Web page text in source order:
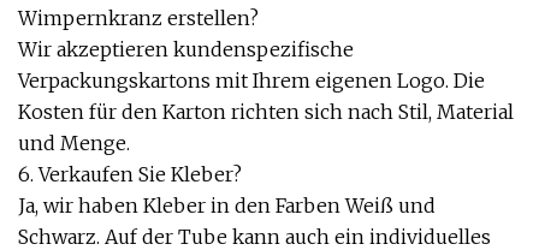
Wimpernkranz erstellen?
Wir akzeptieren kundenspezifische
Verpackungskartons mit Ihrem eigenen Logo. Die
Kosten für den Karton richten sich nach Stil, Material
und Menge.
6. Verkaufen Sie Kleber?
Ja, wir haben Kleber in den Farben Weiß und
Schwarz. Auf der Tube kann auch ein individuelles